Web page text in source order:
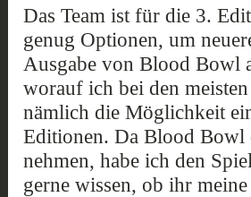
Das Team ist für die 3.
genug Optionen, um
Ausgabe von Blood Bowl
worauf ich bei den
nämlich die Möglichkeit
Editionen. Da Blood Bowl
nehmen, habe ich den
gerne wissen, ob ihr